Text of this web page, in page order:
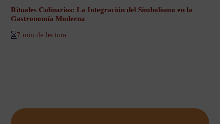
Rituales Culinarios: La Integración del Simbolismo en la
Gastronomía Moderna
7 min de lectura